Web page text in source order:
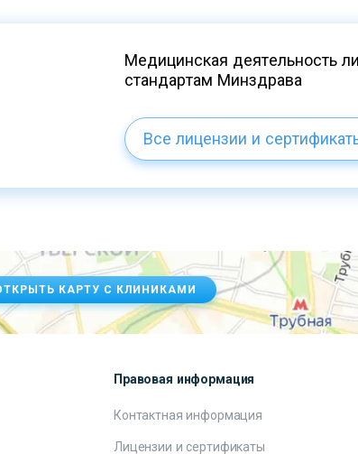
Медицинская деятельность
стандартам Минздрава
Все лицензии и
КАРТУ С КЛИНИКАМИ
Правовая информация
Контактная информация
Лицензии и сертификаты